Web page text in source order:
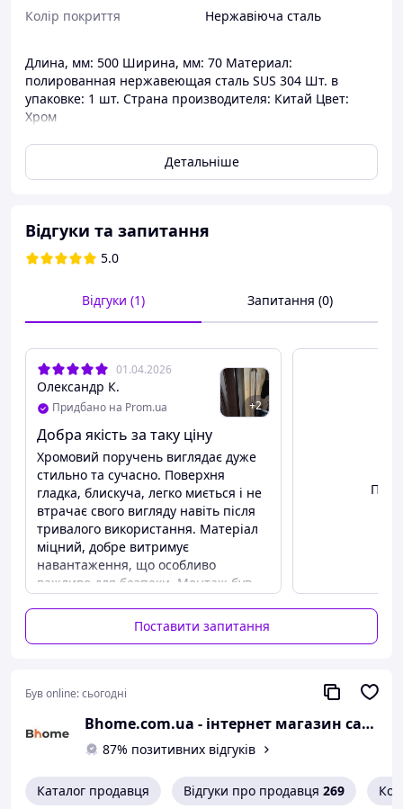
Колір покриття
Нержавіюча сталь
Длина, мм: 500 Ширина, мм: 70 Материал:
полированная нержавеющая сталь SUS 304 Шт. в
упаковке: 1 шт. Страна производителя: Китай Цвет:
Хром
Детальніше
Відгуки та запитання
5.0
Відгуки (1) Запитання (0)
01.04.2026
Олександр К.
Придбано на Prom.ua +2
Добра якість за таку ціну
Хромовий поручень виглядає дуже
стильно та сучасно. Поверхня
гладка, блискуча, легко миється і не
втрачає свого вигляду навіть після
тривалого використання. Матеріал
міцний, добре витримує
навантаження, що особливо
важливо для безпеки. Монтаж був
надійні. Єдине — на хромі помітні
відбитки пальців, тому інколи
поєднання ціни та якості.
Переваги
Якість
Недоліки
Поставити запитання
Був online:сьогодні
Bhome.com.ua - інтернет магазин сантехніки, мийок, освітлення, комфорт і кращі ціни
87% позитивних відгуків
Каталог продавця Відгуки про продавця 269